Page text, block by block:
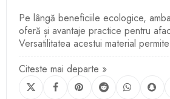
Pe lângă beneficiile ecologice,
oferă și avantaje practice pentru
Versatilitatea acestui material
Citeste mai departe »